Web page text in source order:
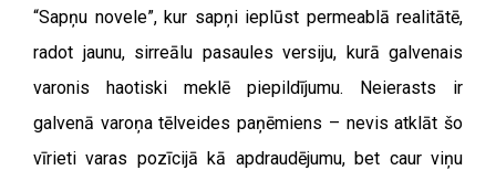
“Sapņu novele”, kur sapņi ieplūst permeablā realitātē,
radot jaunu, sirreālu pasaules versiju, kurā galvenais
varonis haotiski meklē piepildījumu. Neierasts ir
galvenā varoņa tēlveides paņēmiens – nevis atklāt šo
vīrieti varas pozīcijā kā apdraudējumu, bet caur viņu